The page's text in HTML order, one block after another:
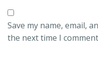
Save my name, email,
the next time I